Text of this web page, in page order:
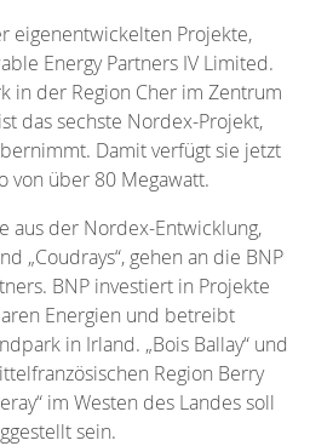
eigenentwickelten Projekte,
Energy Partners IV Limited.
in der Region Cher im Zentrum
das sechste Nordex-Projekt,
Damit verfügt sie jetzt
von über 80 Megawatt.
aus der Nordex-Entwicklung,
„Coudrays“, gehen an die BNP
BNP investiert in Projekte
Energien und betreibt
in Irland. „Bois Ballay“ und
Region Berry
im Westen des Landes soll
sein.